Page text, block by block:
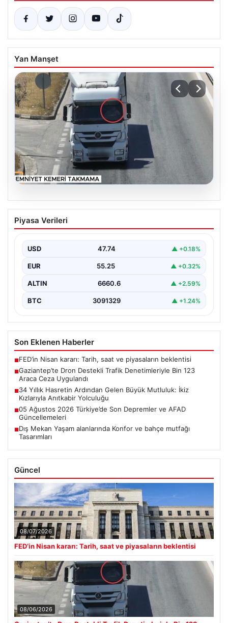
Yan Manşet
06.08.2026
Gaziantep’te Dron Destekli Trafik
Denetimleriyle Bin 123 Araca Ceza
Gaziantep'te trafik güvenliğini artırmak amacıyla
jandarma ekipleri dron teknolojisinin desteğiyle…
Piyasa Verileri
USD 47.74 ▲ +0.18%
EUR 55.25 ▲ +0.32%
ALTIN 6660.6 ▲ +2.59%
BTC 3091329 ▲ +1.24%
Son Eklenen Haberler
■FED’in Nisan kararı: Tarih, saat ve piyasaların beklentisi
■Gaziantep’te Dron Destekli Trafik Denetimleriyle Bin 123
Araca Ceza Uygulandı
■34 Yıllık Hasretin Ardından Gelen Büyük Mutluluk: İkiz
Kızlarıyla Anıtkabir Yolculuğu
■05 Ağustos 2026 Türkiye’de Son Depremler ve AFAD
Güncellemeleri
■Dış Mekan Yaşam alanlarında Konfor ve bahçe mutfağı
Tasarımları
Güncel
08/07/2026
FED’in Nisan kararı: Tarih, saat ve piyasaların beklentisi
08/06/2026